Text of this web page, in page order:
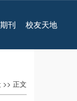
刊 校友天地
>> 正文